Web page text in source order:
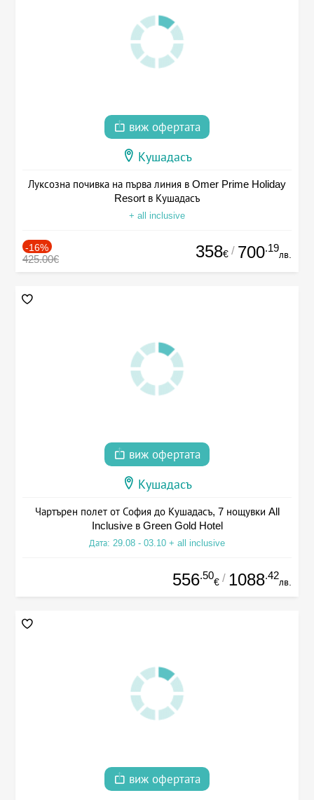
виж офертата
Кушадасъ
Луксозна почивка на първа линия в Omer Prime Holiday
Resort в Кушадасъ
+ all inclusive
-16%
425.00€ 358€ / 700.19
лв.
виж офертата
Кушадасъ
Чартърен полет от София до Кушадасъ, 7 нощувки All
Inclusive в Green Gold Hotel
Дата: 29.08 - 03.10 + all inclusive
556.50
€ / 1088.42
лв.
виж офертата